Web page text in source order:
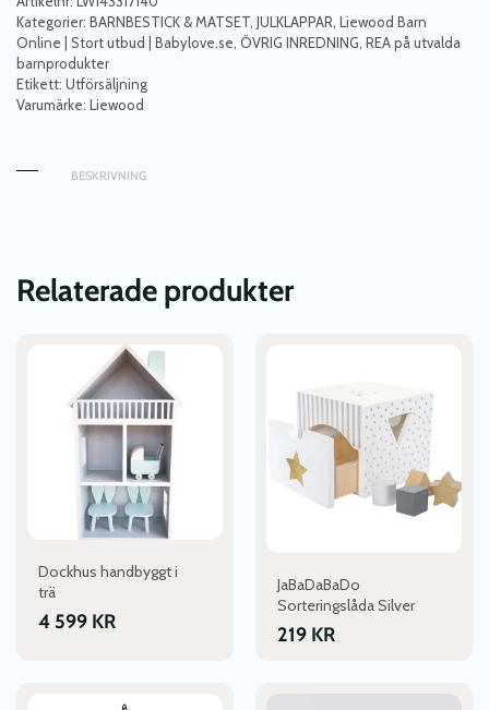
bear
golden
caramel/sandy
mix
mängd
Kategorier: BARNBESTICK & MATSET JULKLAPPAR Liewood Barn
Online | Stort utbud | Babylove.se ÖVRIG INREDNING REA på utvalda
barnprodukter
Etikett: Utförsäljning
Varumärke: Liewood
BESKRIVNING
Relaterade produkter
Dockhus handbyggt i
trä
4 599 KR
JaBaDaBaDo
Sorteringslåda Silver
219 KR